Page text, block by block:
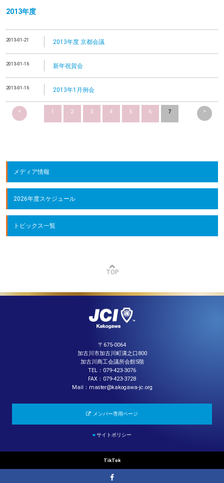
2013年度
2013-01-21 2013年度 京都会議
2013-01-16 新年祝賀会
2013-01-16 2013年1月例会
< 1 2 3 4 5 6 7 >
メディア情報
2026年度スケジュール
トピックス一覧
TOP
〒675-0064
加古川市加古川町溝之口800
加古川商工会議所会館5階
TEL：079-423-3076
FAX：079-423-3728
Mail：master@kakogawa-jc.org
メンバー専用ページ
■サイトポリシー
TikTok